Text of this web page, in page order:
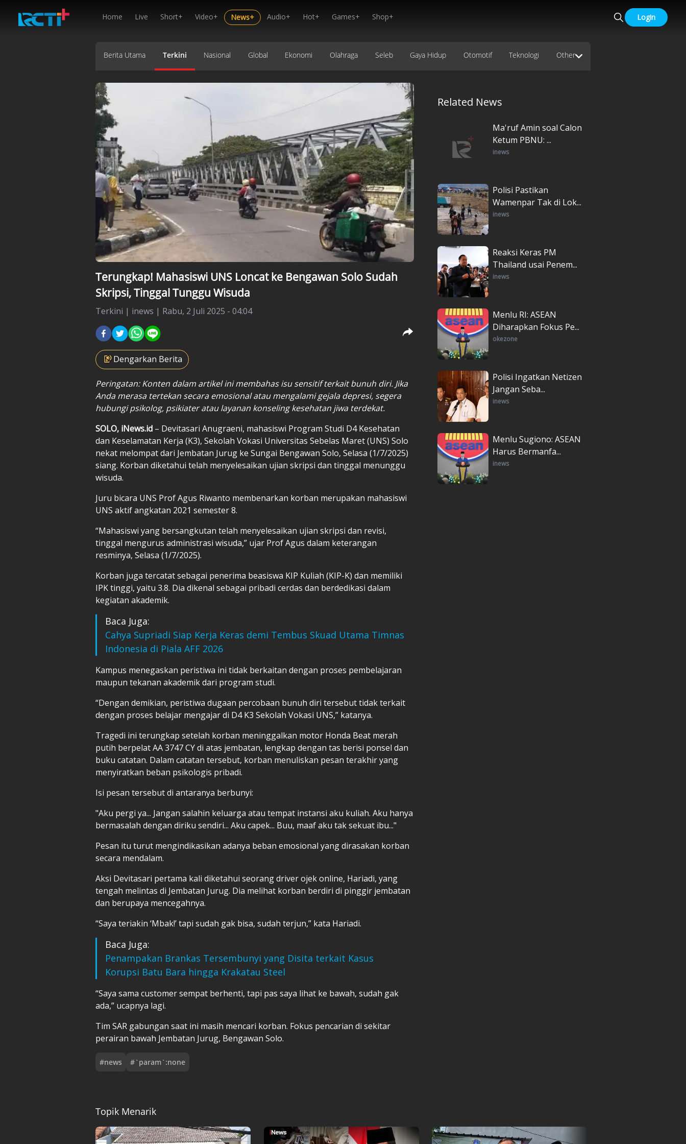
Home Live Short+ Video+ News+ Audio+ Hot+ Games+ Shop+ Login
Berita Utama Terkini Nasional Global Ekonomi Olahraga Seleb Gaya Hidup Otomotif Teknologi Other
Terungkap! Mahasiswi UNS Loncat ke Bengawan Solo Sudah
Skripsi, Tinggal Tunggu Wisuda
Terkini | inews | Rabu, 2 Juli 2025 - 04:04
Dengarkan Berita
Peringatan: Konten dalam artikel ini membahas isu sensitif terkait bunuh diri. Jika
Anda merasa tertekan secara emosional atau mengalami gejala depresi, segera
hubungi psikolog, psikiater atau layanan konseling kesehatan jiwa terdekat.
SOLO, iNews.id – Devitasari Anugraeni, mahasiswi Program Studi D4 Kesehatan
dan Keselamatan Kerja (K3), Sekolah Vokasi Universitas Sebelas Maret (UNS) Solo
nekat melompat dari Jembatan Jurug ke Sungai Bengawan Solo, Selasa (1/7/2025)
siang. Korban diketahui telah menyelesaikan ujian skripsi dan tinggal menunggu
wisuda.
Juru bicara UNS Prof Agus Riwanto membenarkan korban merupakan mahasiswi
UNS aktif angkatan 2021 semester 8.
“Mahasiswi yang bersangkutan telah menyelesaikan ujian skripsi dan revisi,
tinggal mengurus administrasi wisuda,” ujar Prof Agus dalam keterangan
resminya, Selasa (1/7/2025).
Korban juga tercatat sebagai penerima beasiswa KIP Kuliah (KIP-K) dan memiliki
IPK tinggi, yaitu 3.8. Dia dikenal sebagai pribadi cerdas dan berdedikasi dalam
kegiatan akademik.
Baca Juga:
Cahya Supriadi Siap Kerja Keras demi Tembus Skuad Utama Timnas
Indonesia di Piala AFF 2026
Kampus menegaskan peristiwa ini tidak berkaitan dengan proses pembelajaran
maupun tekanan akademik dari program studi.
“Dengan demikian, peristiwa dugaan percobaan bunuh diri tersebut tidak terkait
dengan proses belajar mengajar di D4 K3 Sekolah Vokasi UNS,” katanya.
Tragedi ini terungkap setelah korban meninggalkan motor Honda Beat merah
putih berpelat AA 3747 CY di atas jembatan, lengkap dengan tas berisi ponsel dan
buku catatan. Dalam catatan tersebut, korban menuliskan pesan terakhir yang
menyiratkan beban psikologis pribadi.
Isi pesan tersebut di antaranya berbunyi:
"Aku pergi ya... Jangan salahin keluarga atau tempat instansi aku kuliah. Aku hanya
bermasalah dengan diriku sendiri... Aku capek... Buu, maaf aku tak sekuat ibu..."
Pesan itu turut mengindikasikan adanya beban emosional yang dirasakan korban
secara mendalam.
Aksi Devitasari pertama kali diketahui seorang driver ojek online, Hariadi, yang
tengah melintas di Jembatan Jurug. Dia melihat korban berdiri di pinggir jembatan
dan berupaya mencegahnya.
“Saya teriakin ‘Mbak!’ tapi sudah gak bisa, sudah terjun,” kata Hariadi.
Baca Juga:
Penampakan Brankas Tersembunyi yang Disita terkait Kasus
Korupsi Batu Bara hingga Krakatau Steel
“Saya sama customer sempat berhenti, tapi pas saya lihat ke bawah, sudah gak
ada,” ucapnya lagi.
Tim SAR gabungan saat ini masih mencari korban. Fokus pencarian di sekitar
perairan bawah Jembatan Jurug, Bengawan Solo.
#news #`param`:none
Related News
Ma'ruf Amin soal Calon
Ketum PBNU: ...
inews
Polisi Pastikan
Wamenpar Tak di Lok...
inews
Reaksi Keras PM
Thailand usai Penem...
inews
Menlu RI: ASEAN
Diharapkan Fokus Pe...
okezone
Polisi Ingatkan Netizen
Jangan Seba...
inews
Menlu Sugiono: ASEAN
Harus Bermanfa...
inews
Topik Menarik